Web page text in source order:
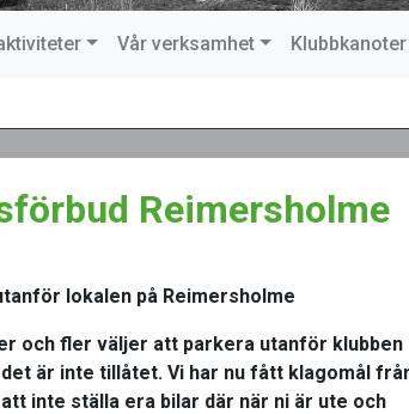
Vår verksamhet Klubbkanoter
Reimersholme
lokalen på Reimersholme
och fler väljer att parkera utanför klubben
är inte tillåtet. Vi har nu fått klagomål
inte ställa era bilar där när ni är ute och